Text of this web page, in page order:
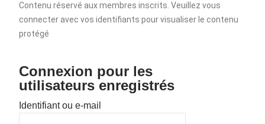
Contenu réservé aux membres inscrits. Veuillez vous
connecter avec vos identifiants pour visualiser le contenu
protégé
Connexion pour les
utilisateurs enregistrés
Identifiant ou e-mail